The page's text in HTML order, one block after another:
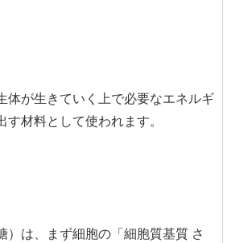
体が生きていく上で必要なエネルギ
材料として使われます。
）は、まず細胞の「細胞質基質 さ